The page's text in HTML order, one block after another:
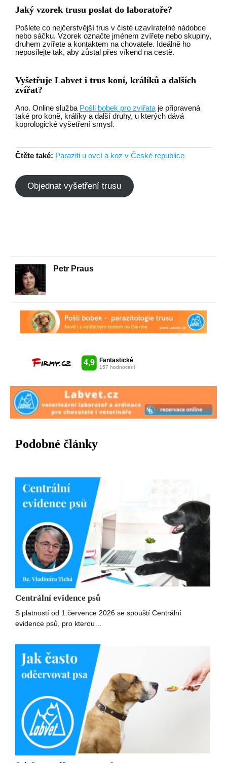
Jaký vzorek trusu poslat do laboratoře?
Pošlete co nejčerstvější trus v čisté uzavíratelné nádobce
nebo sáčku. Vzorek označte jménem zvířete nebo skupiny,
druhem zvířete a kontaktem na chovatele. Ideálně ho
neposílejte tak, aby zůstal přes víkend na cestě.
Vyšetřuje Labvet i trus koní, králíků a dalších
zvířat?
Ano. Online služba Pošli bobek pro zvířata je připravená
také pro koně, králíky a další druhy, u kterých dává
koprologické vyšetření smysl.
Čtěte také: Paraziti u ovcí a koz v České republice
Objednat vyšetření trusu
Petr Praus
Podobné články
Centrální evidence psů
S platností od 1.července 2026 se spouští Centrální
evidence psů, pro kterou…